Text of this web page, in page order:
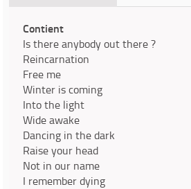
Contient
Is there anybody out there ?
Reincarnation
Free me
Winter is coming
Into the light
Wide awake
Dancing in the dark
Raise your head
Not in our name
I remember dying